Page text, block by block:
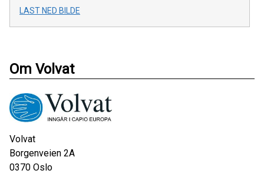
LAST NED BILDE
Om Volvat
Volvat
Borgenveien 2A
0370 Oslo